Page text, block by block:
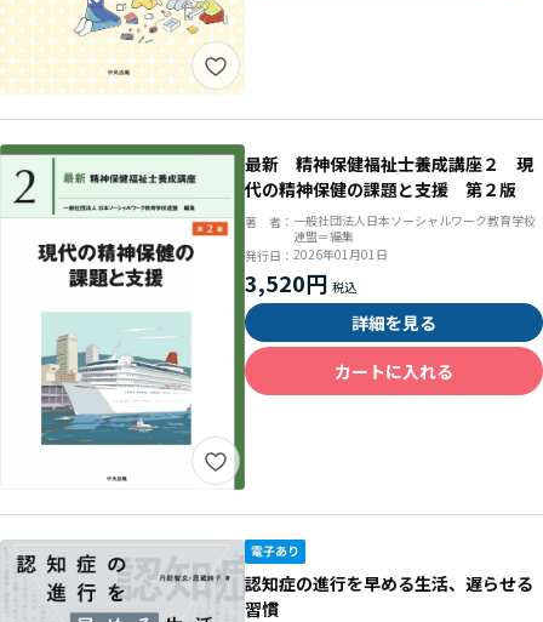
最新 精神保健福祉士養成講座２ 現
代の精神保健の課題と支援 第２版
著 者： 一般社団法人日本ソーシャルワーク教育学校
連盟＝編集
発行日： 2026年01月01日
3,520円
詳細を見る
カートに入れる
認知症の進行を早める生活、遅らせる
習慣